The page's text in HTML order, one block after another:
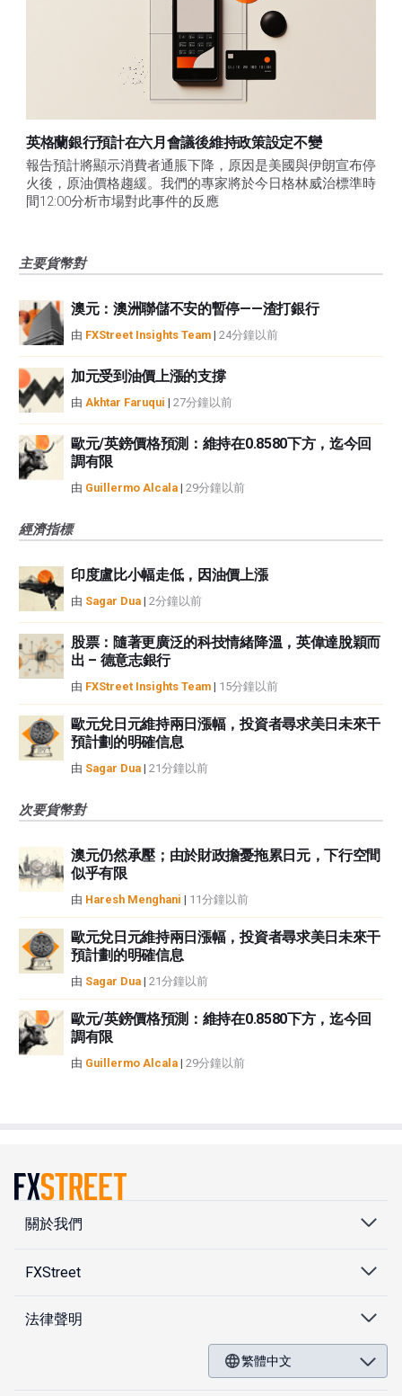
英格蘭銀行預計在六月會議後維持政策設定不變
報告預計將顯示消費者通脹下降，原因是美國與伊朗宣布停
火後，原油價格趨緩。我們的專家將於今日格林威治標準時
間12:00分析市場對此事件的反應
主要貨幣對
澳元：澳洲聯儲不安的暫停——渣打銀行
由 FXStreet Insights Team | 24分鐘以前
加元受到油價上漲的支撐
由 Akhtar Faruqui | 27分鐘以前
歐元/英鎊價格預測：維持在0.8580下方，迄今回
調有限
由 Guillermo Alcala | 29分鐘以前
經濟指標
印度盧比小幅走低，因油價上漲
由 Sagar Dua | 2分鐘以前
股票：隨著更廣泛的科技情緒降溫，英偉達脫穎而
出 – 德意志銀行
由 FXStreet Insights Team | 15分鐘以前
歐元兌日元維持兩日漲幅，投資者尋求美日未來干
預計劃的明確信息
由 Sagar Dua | 21分鐘以前
次要貨幣對
澳元仍然承壓；由於財政擔憂拖累日元，下行空間
似乎有限
由 Haresh Menghani | 11分鐘以前
歐元兌日元維持兩日漲幅，投資者尋求美日未來干
預計劃的明確信息
由 Sagar Dua | 21分鐘以前
歐元/英鎊價格預測：維持在0.8580下方，迄今回
調有限
由 Guillermo Alcala | 29分鐘以前
關於我們
FXStreet
法律聲明
繁體中文